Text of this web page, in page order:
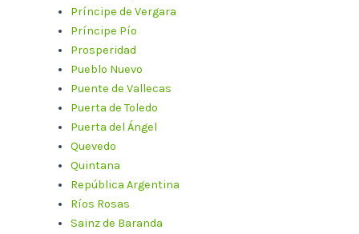
Príncipe de Vergara
Príncipe Pío
Prosperidad
Pueblo Nuevo
Puente de Vallecas
Puerta de Toledo
Puerta del Ángel
Quevedo
Quintana
República Argentina
Ríos Rosas
Sainz de Baranda